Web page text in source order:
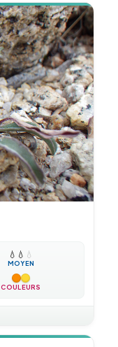
💧 💧 💧
MOYEN
COULEURS